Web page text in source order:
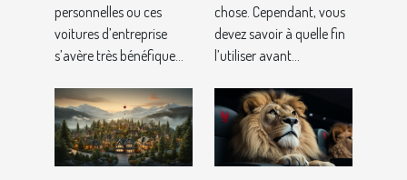
bénéfique ?
personnelles ou ces
voitures d’entreprise
s’avère très bénéfique...
gym ?
chose. Cependant, vous
devez savoir à quelle fin
l’utiliser avant...